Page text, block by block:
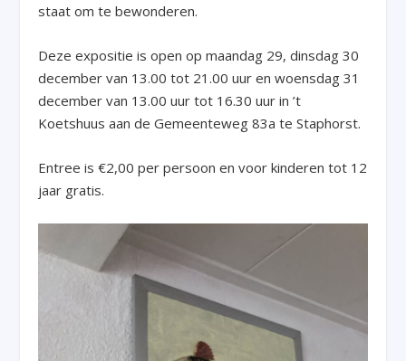
staat om te bewonderen.
Deze expositie is open op maandag 29, dinsdag 30
december van 13.00 tot 21.00 uur en woensdag 31
december van 13.00 uur tot 16.30 uur in ’t
Koetshuus aan de Gemeenteweg 83a te Staphorst.
Entree is €2,00 per persoon en voor kinderen tot 12
jaar gratis.